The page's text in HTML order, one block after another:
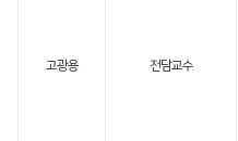
고광용 전담교수